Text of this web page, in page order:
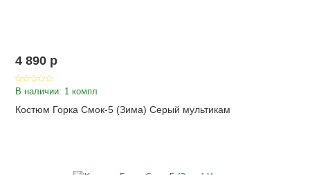
4 890 p
В наличии: 1 компл
Костюм Горка Смок-5 (Зима) Серый мультикам